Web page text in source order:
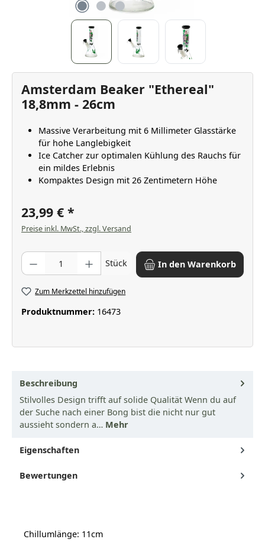
Amsterdam Beaker "Ethereal"
18,8mm - 26cm
Massive Verarbeitung mit 6 Millimeter Glasstärke
für hohe Langlebigkeit
Ice Catcher zur optimalen Kühlung des Rauchs für
ein mildes Erlebnis
Kompaktes Design mit 26 Zentimetern Höhe
23,99 €
Preise inkl. MwSt., zzgl. Versand
Produkt Anzahl: Gib den gewünschten Wert ein oder benutze die
Stück In den Warenkorb
Zum Merkzettel hinzufügen
Produktnummer: 16473
Beschreibung
Stilvolles Design trifft auf solide Qualität Wenn du auf
der Suche nach einer Bong bist die nicht nur gut
aussieht sondern a… Mehr
Eigenschaften
Bewertungen
Chillumlänge: 11cm